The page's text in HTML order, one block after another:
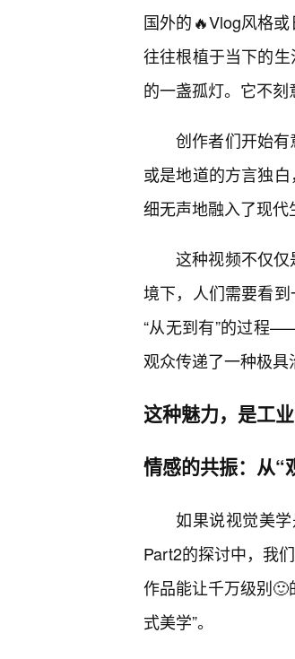
国外的🔥Vlog风格
往往根植于当下的
的一盏孤灯。它不刻
创作者们开始有
或是地道的方言独
细无声地融入了现代
这种视频不仅
境下，人们需要看
“从无到有”的过程
观众传递了一种极具
这种魅力，是工
情感的共振：从“
如果说视觉美
Part2的探讨中，我
作品能让千万级别
式美学”。